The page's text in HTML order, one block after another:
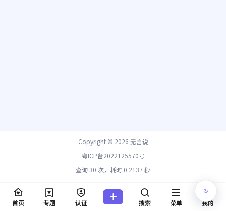
Copyright © 2026 无言说
粤ICP备2022125570号
查询 30 次，耗时 0.2137 秒
首页 专题 认证 搜索 菜单 我的